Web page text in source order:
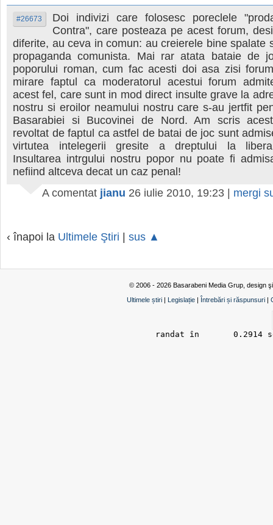
#26673
Doi indivizi care folosesc poreclele
Contra", care posteaza pe acest forum,
diferite, au ceva in comun: au creierele bine spalate
propaganda comunista. Mai rar atata bataie de
poporului roman, cum fac acesti doi asa zisi
mirare faptul ca moderatorul acestui forum
acest fel, care sunt in mod direct insulte grave la
nostru si eroilor neamului nostru care s-au jertfit
Basarabiei si Bucovinei de Nord. Am scris
revoltat de faptul ca astfel de batai de joc sunt
virtutea intelegerii gresite a dreptului la
Insultarea intrgului nostru popor nu poate fi
nefiind altceva decat un caz penal!
A comentat jianu 26 iulie 2010, 19:23 mergi
‹ înapoi la Ultimele Ştiri | sus ▲
© 2006 - 2026 Basarabeni Media Grup, design
Ultimele știri | Legislație | Întrebări și răspunsuri |
randat în